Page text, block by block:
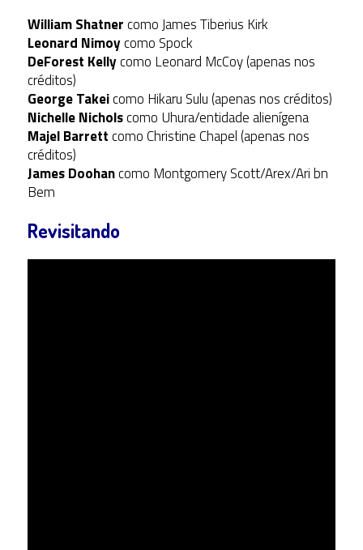
William Shatnercomo James Tiberius Kirk
Leonard Nimoycomo Spock
DeForest Kellycomo Leonard McCoy (apenas nos
créditos)
George Takeicomo Hikaru Sulu (apenas nos créditos)
Nichelle Nicholscomo Uhura/entidade alienígena
Majel Barrettcomo Christine Chapel (apenas nos
créditos)
James Doohancomo Montgomery Scott/Arex/Ari bn
Bem
Revisitando